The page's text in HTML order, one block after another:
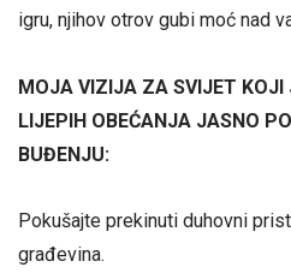
igru, njihov otrov gubi moć nad
MOJA VIZIJA ZA SVIJET KOJI
LIJEPIH OBEĆANJA JASNO
BUĐENJU:
Pokušajte prekinuti duhovni
građevina.